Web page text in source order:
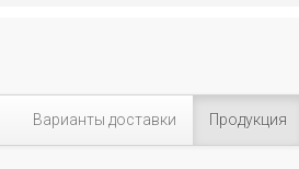
Варианты доставки Продукция